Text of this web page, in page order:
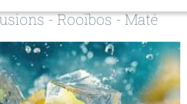
- Rooïbos - Maté